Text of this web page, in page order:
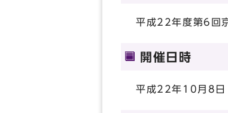
平成22年度第6回
開催日時
平成22年10月8